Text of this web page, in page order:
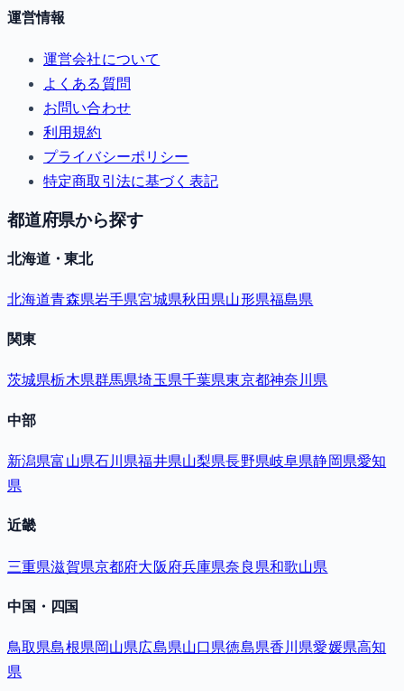
運営情報
運営会社について
よくある質問
お問い合わせ
利用規約
プライバシーポリシー
特定商取引法に基づく表記
都道府県から探す
北海道・東北
北海道青森県岩手県宮城県秋田県山形県福島県
関東
茨城県栃木県群馬県埼玉県千葉県東京都神奈川県
中部
新潟県富山県石川県福井県山梨県長野県岐阜県静岡県愛知
県
近畿
三重県滋賀県京都府大阪府兵庫県奈良県和歌山県
中国・四国
鳥取県島根県岡山県広島県山口県徳島県香川県愛媛県高知
県